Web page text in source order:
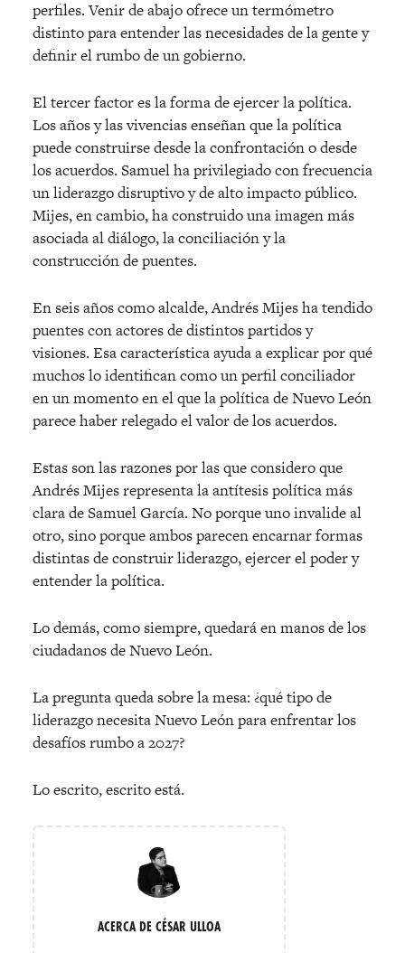
perfiles. Venir de abajo ofrece un termómetro
distinto para entender las necesidades de la gente y
definir el rumbo de un gobierno.
El tercer factor es la forma de ejercer la política.
Los años y las vivencias enseñan que la política
puede construirse desde la confrontación o desde
los acuerdos. Samuel ha privilegiado con frecuencia
un liderazgo disruptivo y de alto impacto público.
Mijes, en cambio, ha construido una imagen más
asociada al diálogo, la conciliación y la
construcción de puentes.
En seis años como alcalde, Andrés Mijes ha tendido
puentes con actores de distintos partidos y
visiones. Esa característica ayuda a explicar por qué
muchos lo identifican como un perfil conciliador
en un momento en el que la política de Nuevo León
parece haber relegado el valor de los acuerdos.
Estas son las razones por las que considero que
Andrés Mijes representa la antítesis política más
clara de Samuel García. No porque uno invalide al
otro, sino porque ambos parecen encarnar formas
distintas de construir liderazgo, ejercer el poder y
entender la política.
Lo demás, como siempre, quedará en manos de los
ciudadanos de Nuevo León.
La pregunta queda sobre la mesa: ¿qué tipo de
liderazgo necesita Nuevo León para enfrentar los
desafíos rumbo a 2027?
Lo escrito, escrito está.
ACERCA DE CÉSAR ULLOA